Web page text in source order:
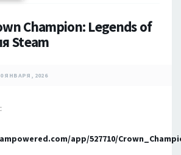
Champion: Legends of
Steam
ЯНВАРЯ, 2026
app/527710/